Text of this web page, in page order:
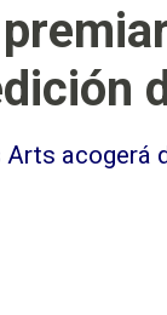
Arts acogerá